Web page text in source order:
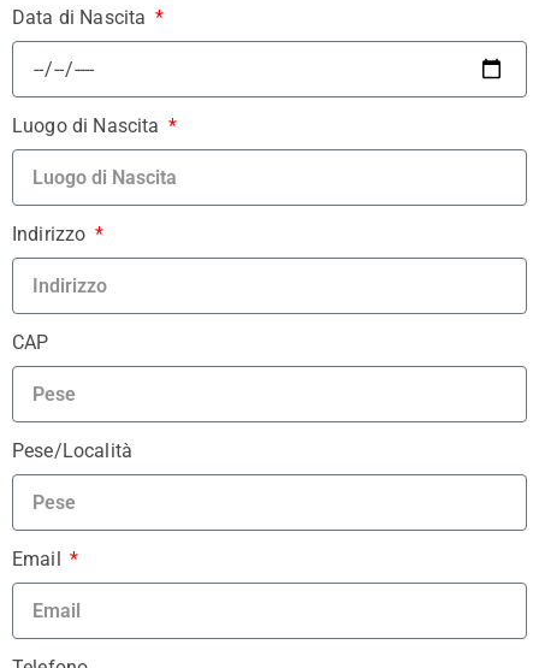
Data di Nascita
Luogo di Nascita
Indirizzo
CAP
Pese/Località
Email